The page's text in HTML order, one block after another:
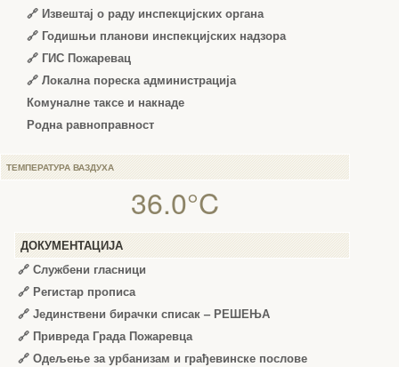
🔗 Извештај о раду инспекцијских органа
🔗 Годишњи планови инспекцијских надзора
🔗 ГИС Пожаревац
🔗 Локална пореска администрација
Комуналне таксе и накнаде
Родна равноправност
ТЕМПЕРАТУРА ВАЗДУХА
36.0°C
ДОКУМЕНТАЦИЈА
🔗 Службени гласници
🔗 Регистар прописа
🔗 Јединствени бирачки списак – РЕШЕЊА
🔗 Привреда Града Пожаревца
🔗 Одељење за урбанизам и грађевинске послове